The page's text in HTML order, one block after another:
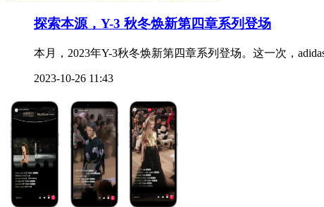
探索本源，Y-3 秋冬焕新第四章系列登场
本月，2023年Y-3秋冬焕新第四章系列登场。这一次，
2023-10-26 11:43